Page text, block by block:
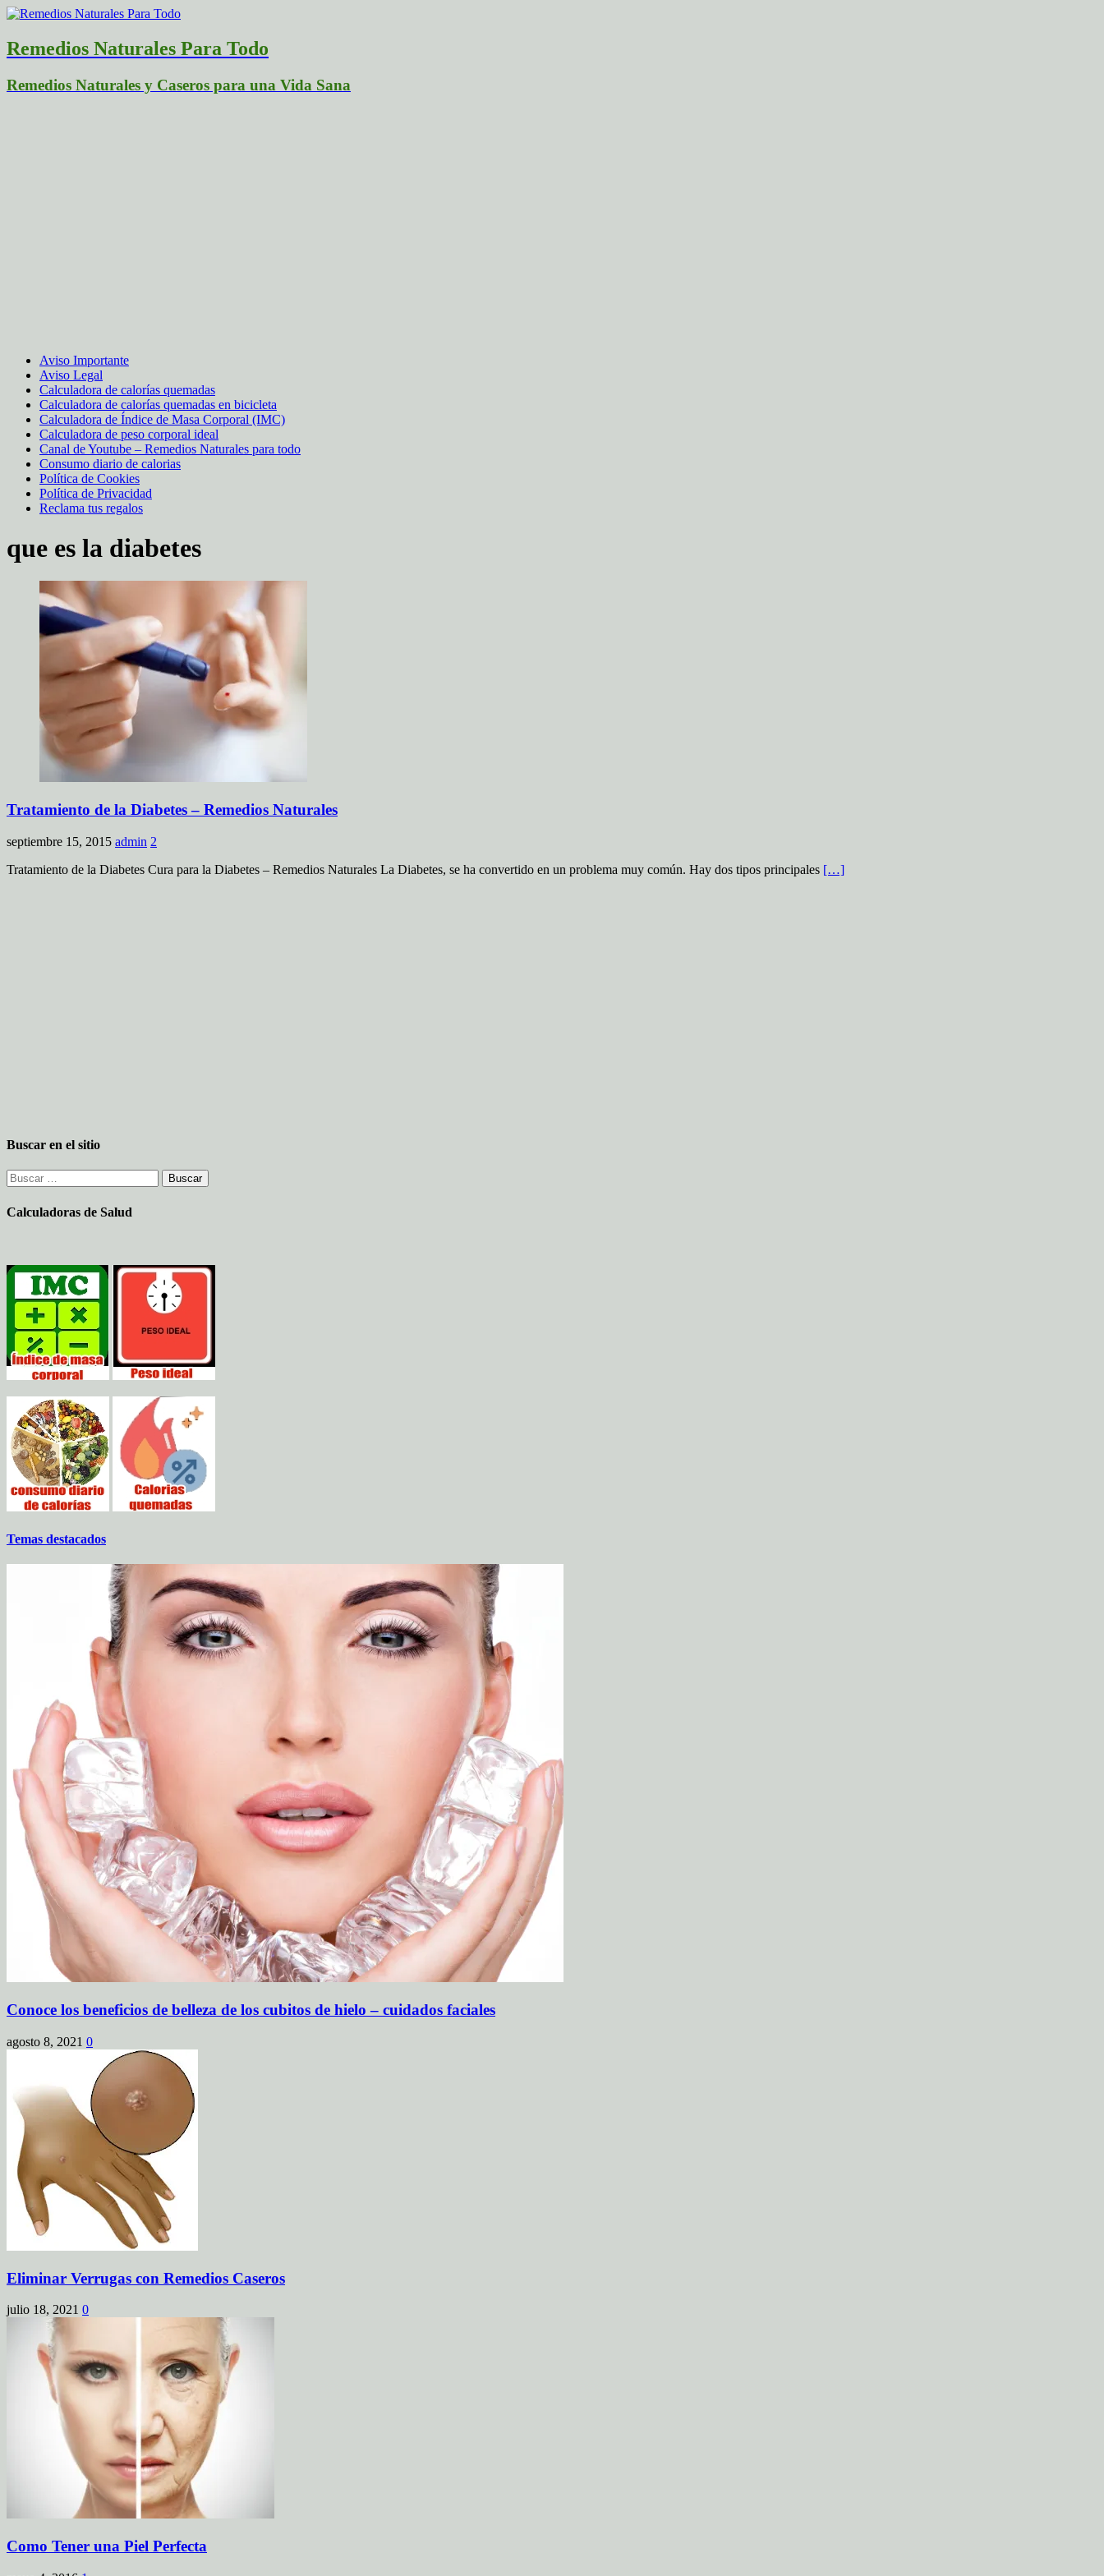
Remedios Naturales Para Todo
Remedios Naturales y Caseros para una Vida Sana
Aviso Importante
Aviso Legal
Calculadora de calorías quemadas
Calculadora de calorías quemadas en bicicleta
Calculadora de Índice de Masa Corporal (IMC)
Calculadora de peso corporal ideal
Canal de Youtube – Remedios Naturales para todo
Consumo diario de calorias
Política de Cookies
Política de Privacidad
Reclama tus regalos
que es la diabetes
Tratamiento de la Diabetes – Remedios Naturales
septiembre 15, 2015 admin 2
Tratamiento de la Diabetes Cura para la Diabetes – Remedios Naturales La Diabetes, se ha convertido en un problema muy común. Hay dos tipos principales […]
Buscar en el sitio
Buscar:
Calculadoras de Salud
Temas destacados
Conoce los beneficios de belleza de los cubitos de hielo – cuidados faciales
agosto 8, 2021 0
Eliminar Verrugas con Remedios Caseros
julio 18, 2021 0
Como Tener una Piel Perfecta